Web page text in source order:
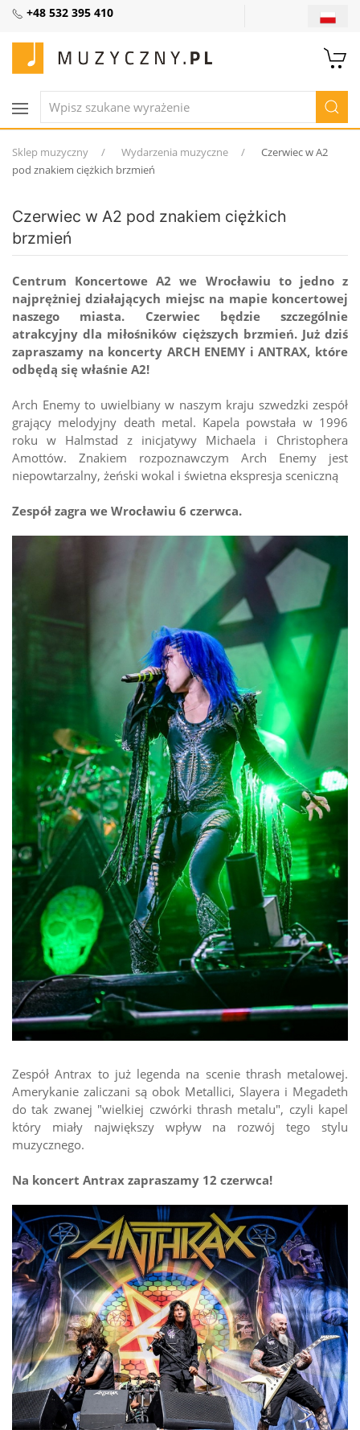
+48 532 395 410
Sklep muzyczny Wydarzenia muzyczne
Czerwiec w A2
pod znakiem ciężkich brzmień
Czerwiec w A2 pod znakiem ciężkich
brzmień
Centrum Koncertowe A2 we Wrocławiu to jedno z
najprężniej działających miejsc na mapie koncertowej
naszego miasta. Czerwiec będzie szczególnie
atrakcyjny dla miłośników cięższych brzmień. Już dziś
zapraszamy na koncerty ARCH ENEMY i ANTRAX, które
odbędą się właśnie A2!
Arch Enemy to uwielbiany w naszym kraju szwedzki zespół
grający melodyjny death metal. Kapela powstała w 1996
roku w Halmstad z inicjatywy Michaela i Christophera
Amottów. Znakiem rozpoznawczym Arch Enemy jest
niepowtarzalny, żeński wokal i świetna ekspresja sceniczną
Zespół zagra we Wrocławiu 6 czerwca.
Zespół Antrax to już legenda na scenie thrash metalowej.
Amerykanie zaliczani są obok Metallici, Slayera i Megadeth
do tak zwanej "wielkiej czwórki thrash metalu", czyli kapel
który miały największy wpływ na rozwój tego stylu
muzycznego.
Na koncert Antrax zapraszamy 12 czerwca!